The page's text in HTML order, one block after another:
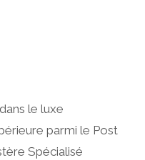
le luxe
parmi le Post
Spécialisé